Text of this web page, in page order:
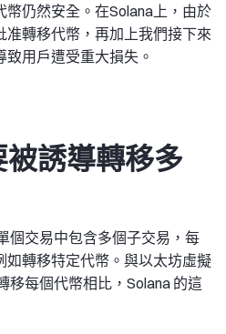
仍然安全。在Solana上，由於
准轉移代幣，再加上我們接下來
用戶遭受重大損失。
誘導轉移多
個交易中包含多個子交易，每
如轉移特定代幣。與以太坊虛擬
移每個代幣相比，Solana 的這